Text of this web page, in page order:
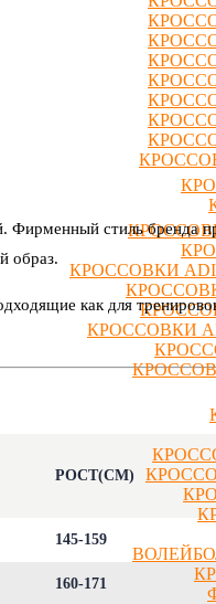
КРОССОВКИ
КРОССОВКИ
стиль бренда
образ.
как для
РОСТ(СМ)
145-159
160-171